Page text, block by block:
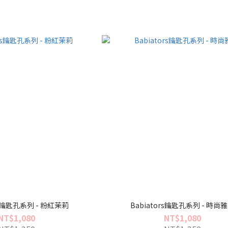
匙孔系列 - 粉紅茉莉 Babiators鑰匙孔系列 - 時尚
NT$1,080